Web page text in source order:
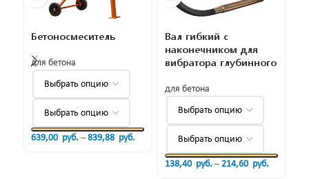
Бетоносмеситель
для бетона
639,00 руб. –839,88 руб.
Вал гибкий с
наконечником для
вибратора глубинного
для бетона
138,40 руб. – 214,60 руб.